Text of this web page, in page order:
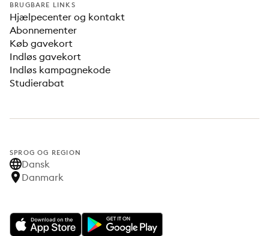
BRUGBARE LINKS
Hjælpecenter og kontakt
Abonnementer
Køb gavekort
Indløs gavekort
Indløs kampagnekode
Studierabat
SPROG OG REGION
Dansk
Danmark